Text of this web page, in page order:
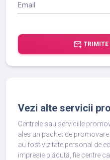
Email
forward_to_inbox TRIMITE
Vezi alte servicii
Centrele sau serviciile
ales un pachet de
au fost vizitate personal de
impresie plăcută, fie centre